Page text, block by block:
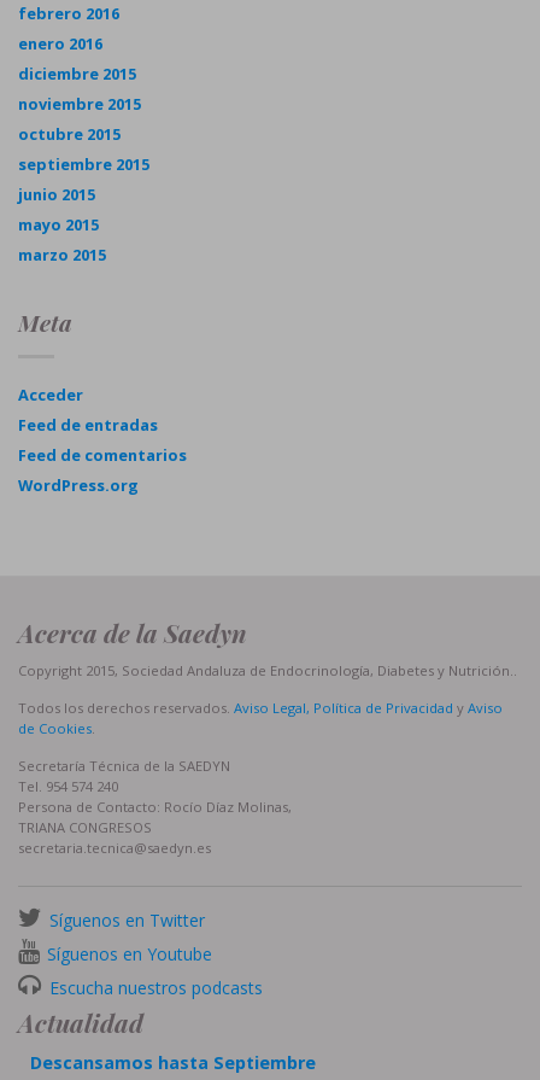
febrero 2016
enero 2016
diciembre 2015
noviembre 2015
octubre 2015
septiembre 2015
junio 2015
mayo 2015
marzo 2015
Meta
Acceder
Feed de entradas
Feed de comentarios
WordPress.org
Acerca de la Saedyn
Copyright 2015, Sociedad Andaluza de Endocrinología, Diabetes y Nutrición..
Todos los derechos reservados. Aviso Legal, Política de Privacidad y Aviso
de Cookies.
Secretaría Técnica de la SAEDYN
Tel. 954 574 240
Persona de Contacto: Rocío Díaz Molinas,
TRIANA CONGRESOS
secretaria.tecnica@saedyn.es
Síguenos en Twitter
Síguenos en Youtube
Escucha nuestros podcasts
Actualidad
Descansamos hasta Septiembre